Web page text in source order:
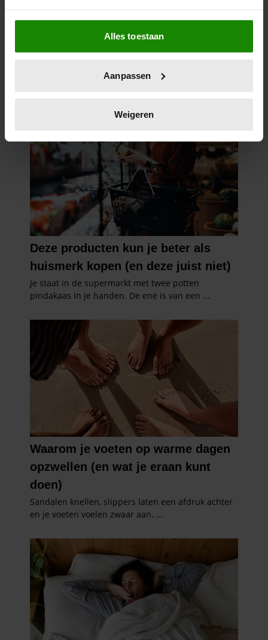
Als u het toestaat, willen we ook graag:
Informatie verzamelen over uw geografische
locatie, die tot een paar meter nauwkeurig kan zijn
scannen op specifieke eigenschappen (fingerprinting)
verwerkt en stel uw voorkeuren in het
intrekken in de Cookieverklaring.
We gebruiken cookies om content en advertenties te
personaliseren, om functies voor social media te bieden
en om ons websiteverkeer te analyseren. Ook delen we
informatie over uw gebruik van onze site met onze
partners voor social media, adverteren en analyse. Deze
partners kunnen deze gegevens combineren met andere
informatie die u aan ze heeft verstrekt of die ze hebben
verzameld op basis van uw gebruik van hun services. U
gaat akkoord met onze cookies als u onze website blijft
gebruiken.
Alles toestaan
Aanpassen
Weigeren